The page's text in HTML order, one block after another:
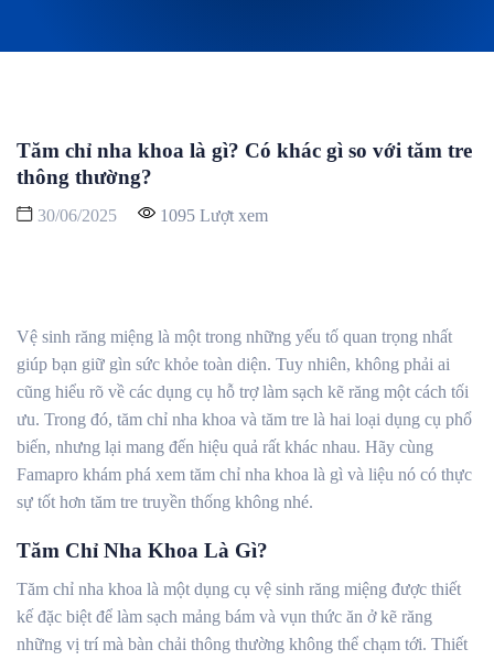
Tăm chỉ nha khoa là gì? Có khác gì so với tăm tre
thông thường?
30/06/2025 1095 Lượt xem
Vệ sinh răng miệng là một trong những yếu tố quan trọng nhất
giúp bạn giữ gìn sức khỏe toàn diện. Tuy nhiên, không phải ai
cũng hiểu rõ về các dụng cụ hỗ trợ làm sạch kẽ răng một cách tối
ưu. Trong đó, tăm chỉ nha khoa và tăm tre là hai loại dụng cụ phổ
biến, nhưng lại mang đến hiệu quả rất khác nhau. Hãy cùng
Famapro khám phá xem tăm chỉ nha khoa là gì và liệu nó có thực
sự tốt hơn tăm tre truyền thống không nhé.
Tăm Chỉ Nha Khoa Là Gì?
Tăm chỉ nha khoa là một dụng cụ vệ sinh răng miệng được thiết
kế đặc biệt để làm sạch mảng bám và vụn thức ăn ở kẽ răng
những vị trí mà bàn chải thông thường không thể chạm tới. Thiết